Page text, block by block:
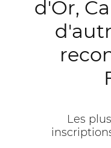
d'Or,
Les